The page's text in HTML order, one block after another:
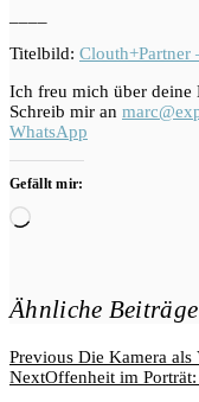
Titelbild: Clouth+Partner
Ich freu mich über deine
Schreib mir an
WhatsApp
Gefällt mir:
Wird
Ähnliche Beiträge
Previous
Post
Previous Die Kamera als
Next
NextOffenheit im